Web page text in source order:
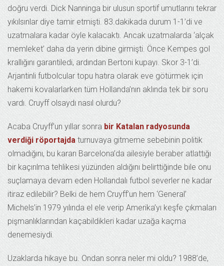
doğru verdi. Dick Nanninga bir ulusun sportif umutlarını tekrar
yıkılsınlar diye tamir etmişti. 83.dakikada durum 1-1’di ve
uzatmalara kadar öyle kalacaktı. Ancak uzatmalarda ‘alçak
memleket’ daha da yerin dibine girmişti. Önce Kempes gol
krallığını garantiledi, ardından Bertoni kupayı. Skor 3-1’di.
Arjantinli futbolcular topu hatıra olarak eve götürmek için
hakemi kovalarlarken tüm Hollanda’nın aklında tek bir soru
vardı. Cruyff olsaydı nasıl olurdu?
Acaba Cruyff’un yıllar sonra bir Katalan radyosunda
verdiği röportajda turnuvaya gitmeme sebebinin politik
olmadığını, bu kararı Barcelona’da ailesiyle beraber atlattığı
bir kaçırılma tehlikesi yüzünden aldığını belirttiğinde bile onu
suçlamaya devam eden Hollandalı futbol severler ne kadar
itiraz edilebilir? Belki de hem Cruyff’un hem ‘General’
Michels’in 1979 yılında el ele verip Amerika’yı keşfe çıkmaları
pişmanlıklarından kaçabildikleri kadar uzağa kaçma
denemesiydi.
Uzaklarda hikaye bu. Ondan sonra neler mi oldu? 1988’de,